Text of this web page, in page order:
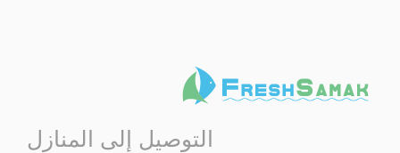
التوصيل إلى المنازل